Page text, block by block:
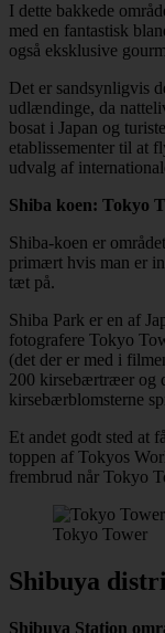
I dette bakkede
med en fantastisk
også eksklusive
Det er sandsynligvis
udlændinge, da
bosat i Japan og
etablissementer til at
udvalg af
Shiba koen: Tokyo
Shiba-koen er
primært hvis man er
tæt på.
Shiba Park er en af
fotografere Tokyo
(det der er med i
200 kirsebærtræer og
kirsebærblomsterne
Et andet godt sted at
toppen af Tokyos
frembrud når Tokyo
Tokyo Tower
Shibuya
Shibuya Station